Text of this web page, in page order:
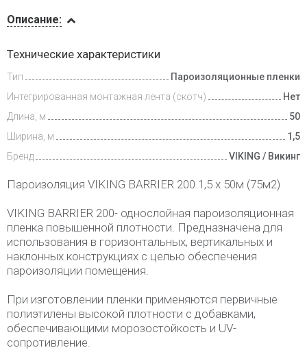
и оплата
Описание:
Технические характеристики
Тип
Пароизоляционные пленки
Интегрированная монтажная лента (скотч)
Нет
Длина, м
50
Ширина, м
1,5
Бренд
VIKING / Викинг
Пароизоляция VIKING BARRIER 200 1,5 х 50м (75м2)
VIKING BARRIER 200- однослойная пароизоляционная
пленка повышенной плотности. Предназначена для
использования в горизонтальных, вертикальных и
наклонных конструкциях с целью обеспечения
пароизоляции помещения.
При изготовлении пленки применяются первичные
полиэтилены высокой плотности с добавками,
обеспечивающими морозостойкость и UV-
сопротивление.